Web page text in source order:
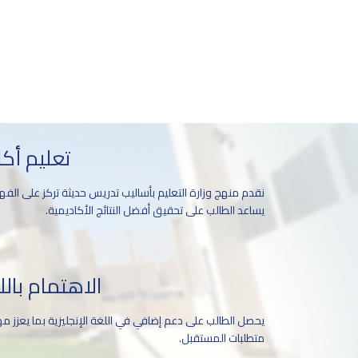
تعليم
نقدم منهج وزارة التعليم بأساليب تدريس حديثة تركز على
يساعد الطالب على تحقيق أفضل النتائج الأكاديمية.
الاهتمام
يحصل الطالب على دعم إضافي في اللغة الإنجليزية بما يعزز
متطلبات المستقبل.